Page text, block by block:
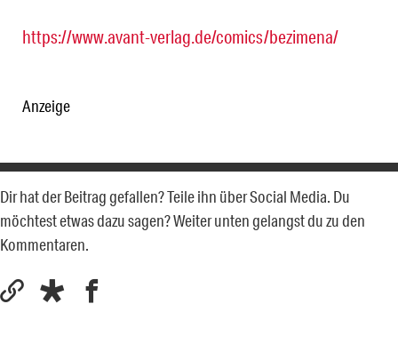
https://www.avant-verlag.de/comics/bezimena/
Anzeige
Dir hat der Beitrag gefallen? Teile ihn über Social Media. Du
möchtest etwas dazu sagen? Weiter unten gelangst du zu den
Kommentaren.